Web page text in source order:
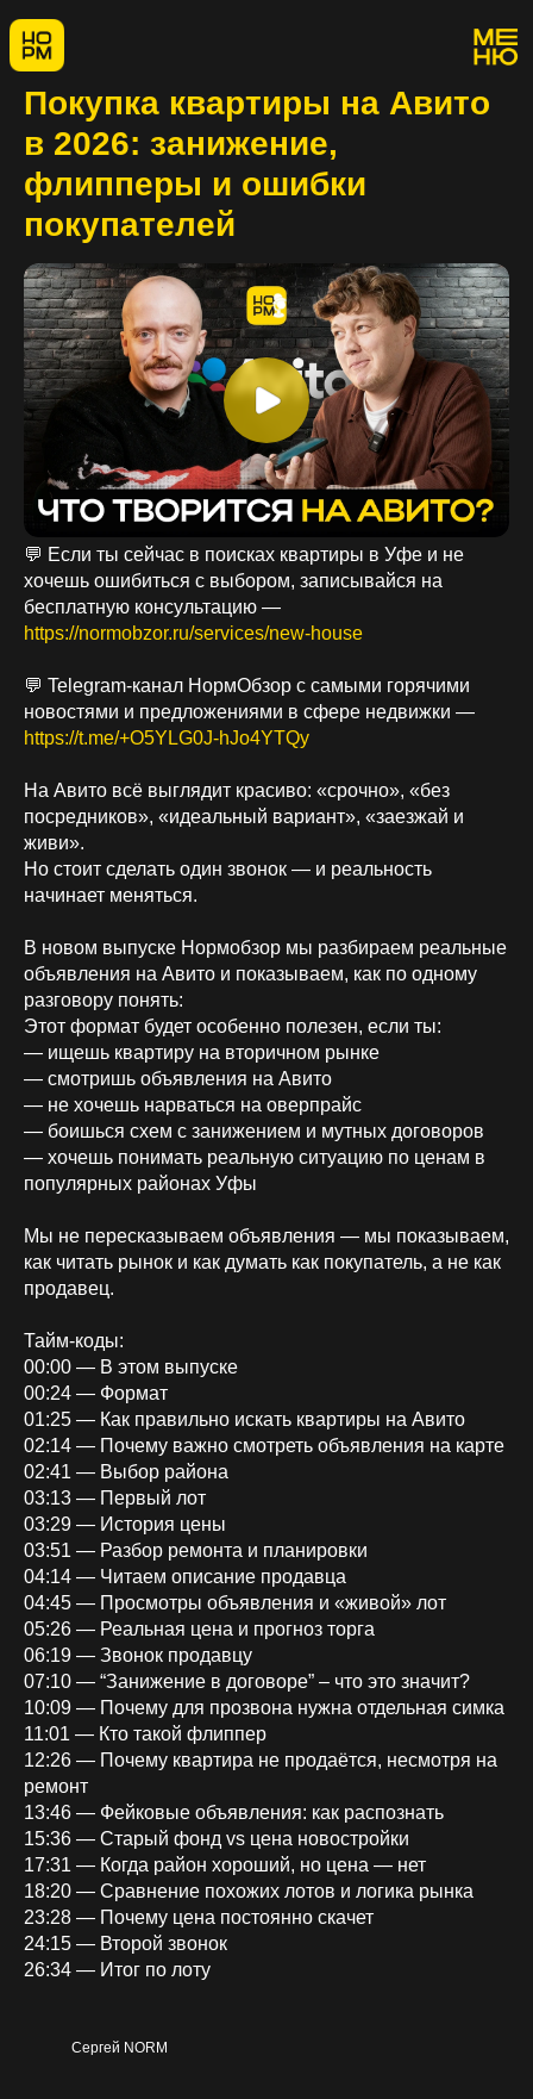
Покупка квартиры на Авито
в 2026: занижение,
флипперы и ошибки
покупателей
💬 Если ты сейчас в поисках квартиры в Уфе и не
хочешь ошибиться с выбором, записывайся на
бесплатную консультацию —
https://normobzor.ru/services/new-house
💬 Telegram-канал НормОбзор с самыми горячими
новостями и предложениями в сфере недвижки —
https://t.me/+O5YLG0J-hJo4YTQy
На Авито всё выглядит красиво: «срочно», «без
посредников», «идеальный вариант», «заезжай и
живи».
Но стоит сделать один звонок — и реальность
начинает меняться.
В новом выпуске Нормобзор мы разбираем реальные
объявления на Авито и показываем, как по одному
разговору понять:
Этот формат будет особенно полезен, если ты:
— ищешь квартиру на вторичном рынке
— смотришь объявления на Авито
— не хочешь нарваться на оверпрайс
— боишься схем с занижением и мутных договоров
— хочешь понимать реальную ситуацию по ценам в
популярных районах Уфы
Мы не пересказываем объявления — мы показываем,
как читать рынок и как думать как покупатель, а не как
продавец.
Тайм-коды:
00:00 — В этом выпуске
00:24 — Формат
01:25 — Как правильно искать квартиры на Авито
02:14 — Почему важно смотреть объявления на карте
02:41 — Выбор района
03:13 — Первый лот
03:29 — История цены
03:51 — Разбор ремонта и планировки
04:14 — Читаем описание продавца
04:45 — Просмотры объявления и «живой» лот
05:26 — Реальная цена и прогноз торга
06:19 — Звонок продавцу
07:10 — “Занижение в договоре” – что это значит?
10:09 — Почему для прозвона нужна отдельная симка
11:01 — Кто такой флиппер
12:26 — Почему квартира не продаётся, несмотря на
ремонт
13:46 — Фейковые объявления: как распознать
15:36 — Старый фонд vs цена новостройки
17:31 — Когда район хороший, но цена — нет
18:20 — Сравнение похожих лотов и логика рынка
23:28 — Почему цена постоянно скачет
24:15 — Второй звонок
26:34 — Итог по лоту
Сергей NORM